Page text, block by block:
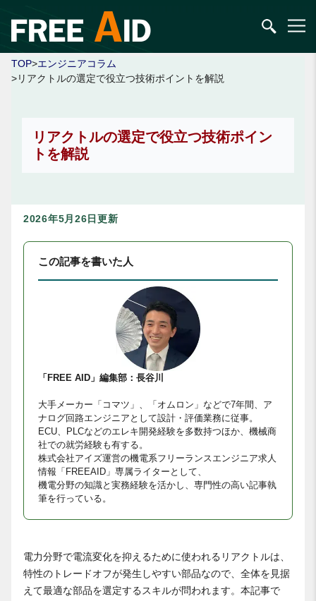
TOP>エンジニアコラム
>リアクトルの選定で役立つ技術ポイントを解説
リアクトルの選定で役立つ技術ポイン
トを解説
2026年5月26日更新
この記事を書いた人
「FREE AID」編集部：長谷川
大手メーカー「コマツ」、「オムロン」などで7年間、ア
ナログ回路エンジニアとして設計・評価業務に従事。
ECU、PLCなどのエレキ開発経験を多数持つほか、機械商
社での就労経験も有する。
株式会社アイズ運営の機電系フリーランスエンジニア求人
情報「FREEAID」専属ライターとして、
機電分野の知識と実務経験を活かし、専門性の高い記事執
筆を行っている。
電力分野で電流変化を抑えるために使われるリアクトルは、
特性のトレードオフが発生しやすい部品なので、全体を見据
えて最適な部品を選定するスキルが問われます。本記事で